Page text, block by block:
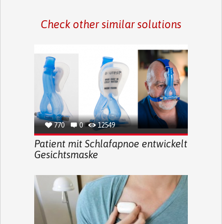
Check other similar solutions
770 0 12549
Patient mit Schlafapnoe entwickelt
Gesichtsmaske